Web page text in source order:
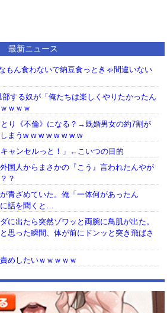
最新ニュース
もん食わないで納豆食っときゃ間違いない
部する奴が「俺たちは楽しくやりたかったん
ｗｗｗ
とり《不倫》になる？→既婚男女の約7割が
まうw w w w w w w w
ャンセルっと！」←こいつの目的
国人からまさかの『こう』言われたんやが
？
青ざめていた。俺「一体何があったん
話を聞くと…
に出たら突然ゾワッと両腕に鳥肌が出た。
思った瞬間、体が前にドンッと突き飛ばさ
めしたいｗｗｗｗｗ
子どもたちが続々乱入 → スタッフが注意し